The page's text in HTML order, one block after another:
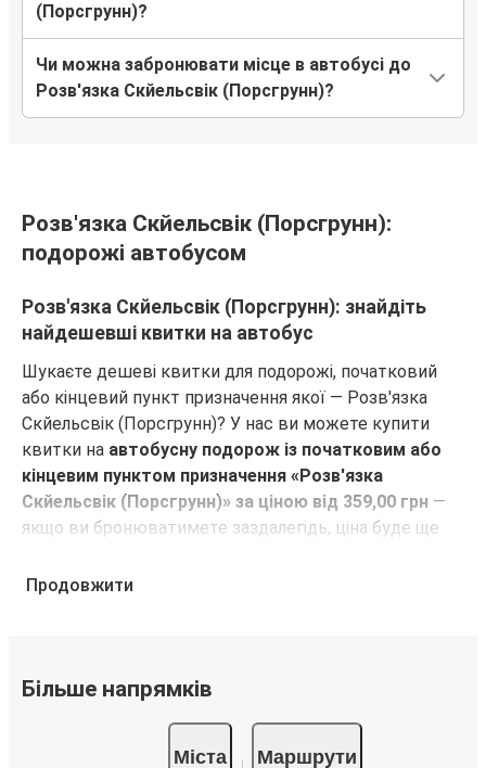
(Порсгрунн)?
Чи можна забронювати місце в автобусі до
Розв'язка Скйельсвік (Порсгрунн)?
Розв'язка Скйельсвік (Порсгрунн):
подорожі автобусом
Розв'язка Скйельсвік (Порсгрунн): знайдіть
найдешевші квитки на автобус
Шукаєте дешеві квитки для подорожі, початковий
або кінцевий пункт призначення якої — Розв'язка
Скйельсвік (Порсгрунн)? У нас ви можете купити
квитки на автобусну подорож із початковим або
кінцевим пунктом призначення «Розв'язка
Скйельсвік (Порсгрунн)» за ціною від 359,00 грн —
якщо ви бронюватимете заздалегідь, ціна буде ще
Скйельсвік (Порсгрунн)» є 1 зупинка. До неї
початковим пунктом призначення «Розв'язка
Скйельсвік (Порсгрунн)» слід обирати FlixBus
FlixBus пропонує своїм пасажирам недорогі
Продовжити
Більше напрямків
Міста Маршрути